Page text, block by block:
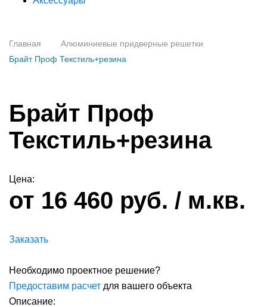
Главная
Алюминиевые придверные решетки
Брайт Проф Текстиль+резина
Брайт Проф
Текстиль+резина
Цена:
от 16 460 руб. / м.кв.
Заказать
Необходимо проектное решение?
Предоставим расчет для вашего объекта
Описание: